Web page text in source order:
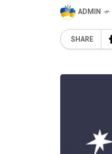
ADMIN
SHARE